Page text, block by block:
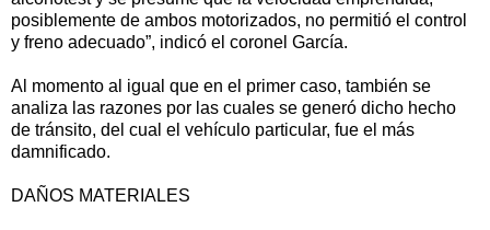
posiblemente de ambos motorizados, no permitió el control
y freno adecuado”, indicó el coronel García.
Al momento al igual que en el primer caso, también se
analiza las razones por las cuales se generó dicho hecho
de tránsito, del cual el vehículo particular, fue el más
damnificado.
DAÑOS MATERIALES